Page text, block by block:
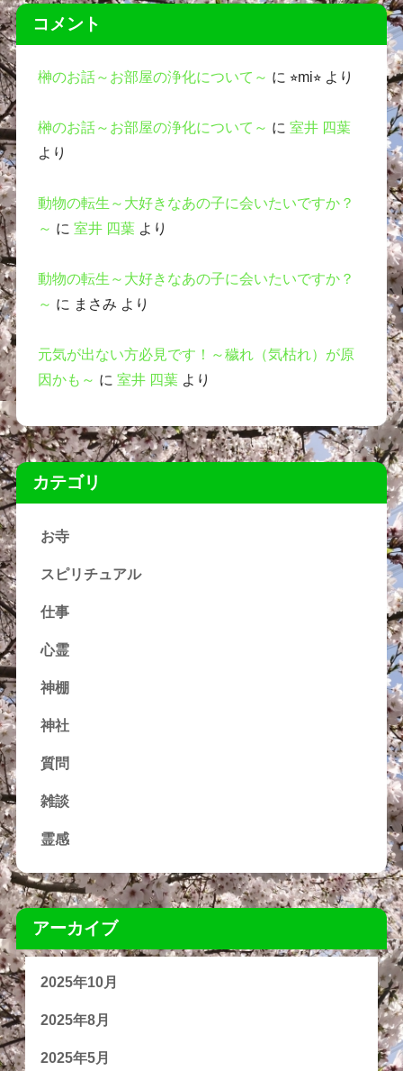
コメント
榊のお話～お部屋の浄化について～ に ⭐︎mi⭐︎より
榊のお話～お部屋の浄化について～ に 室井 四葉
より
動物の転生～大好きなあの子に会いたいですか？
～ に 室井 四葉より
動物の転生～大好きなあの子に会いたいですか？
～ に まさみ より
元気が出ない方必見です！～穢れ（気枯れ）が原
因かも～ に 室井 四葉より
カテゴリ
お寺
スピリチュアル
仕事
心霊
神棚
神社
質問
雑談
霊感
アーカイブ
2025年10月
2025年8月
2025年5月